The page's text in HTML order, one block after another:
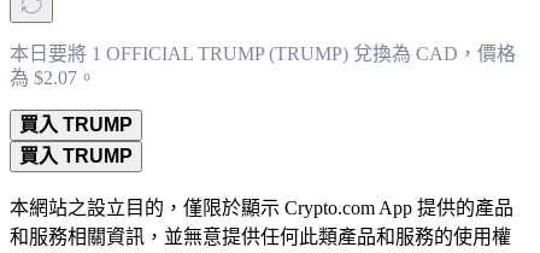
本日要將 1 OFFICIAL TRUMP (TRUMP) 兌換為 CAD，價格
為 $2.07。
買入 TRUMP
買入 TRUMP
本網站之設立目的，僅限於顯示 Crypto.com App 提供的產品
和服務相關資訊，並無意提供任何此類產品和服務的使用權